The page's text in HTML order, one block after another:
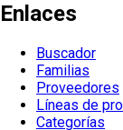
Enlaces
Buscador
Familias
Proveedores
Líneas de
Categorías